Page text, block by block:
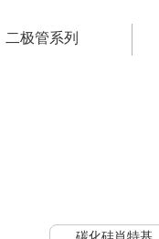
二极管系列
碳化硅肖特基